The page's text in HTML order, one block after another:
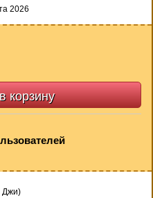
2026
Джи)